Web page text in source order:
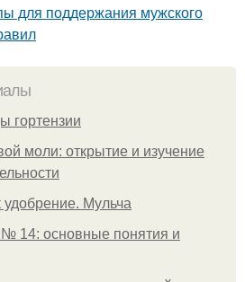
для поддержания мужского
гортензии
моли: открытие и изучение
удобрение. Мульча
14: основные понятия и